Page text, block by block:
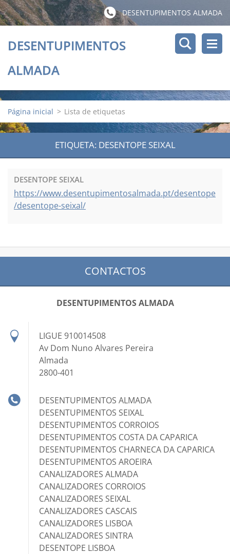
DESENTUPIMENTOS ALMADA
DESENTUPIMENTOS
ALMADA
Página inicial > Lista de etiquetas
ETIQUETA: DESENTOPE SEIXAL
DESENTOPE SEIXAL
https://www.desentupimentosalmada.pt/desentope
/desentope-seixal/
CONTACTOS
DESENTUPIMENTOS ALMADA
LIGUE 910014508
Av Dom Nuno Alvares Pereira
Almada
2800-401
DESENTUPIMENTOS ALMADA
DESENTUPIMENTOS SEIXAL
DESENTUPIMENTOS CORROIOS
DESENTUPIMENTOS COSTA DA CAPARICA
DESENTUPIMENTOS CHARNECA DA CAPARICA
DESENTUPIMENTOS AROEIRA
CANALIZADORES ALMADA
CANALIZADORES CORROIOS
CANALIZADORES SEIXAL
CANALIZADORES CASCAIS
CANALIZADORES LISBOA
CANALIZADORES SINTRA
DESENTOPE LISBOA